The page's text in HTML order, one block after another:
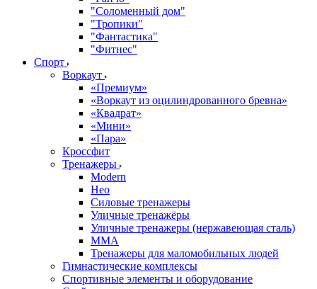
"Соломенный дом"
"Тропики"
"Фантастика"
"Фитнес"
Спорт
Воркаут
«Премиум»
«Воркаут из оцилиндрованного бревна»
«Квадрат»
«Мини»
«Пара»
Кроссфит
Тренажеры
Modern
Нео
Силовые тренажеры
Уличные тренажёры
Уличные тренажеры (нержавеющая сталь)
ММА
Тренажеры для маломобильных людей
Гимнастические комплексы
Спортивные элементы и оборудование